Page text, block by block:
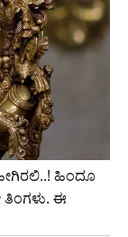
ಹೀಗಿರಲಿ..! ಹಿಂದೂ
ತಿಂಗಳು. ಈ